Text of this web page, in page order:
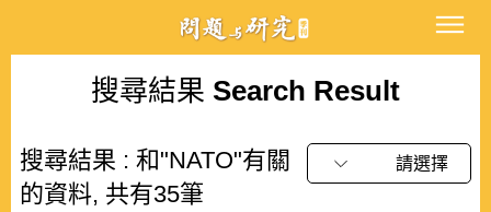
搜尋結果 Search Result
搜尋結果 : 和"NATO"有關
的資料, 共有35筆
請選擇